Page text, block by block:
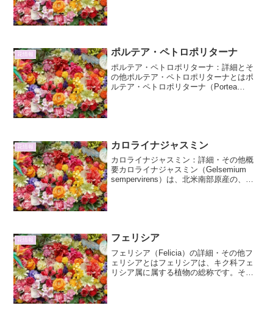
花情報 ポルテア・ペトロポリターナ
ポルテア・ペトロポリターナ：詳細とそ
の他ポルテア・ペトロポリターナとはポ
ルテア・ペトロポリターナ（Portea
花情報 カロライナジャスミン
カロライナジャスミン：詳細・その他概
要カロライナジャスミン（Gelsemium
sempervirens）は、北米南部原産の、鮮
花情報 フェリシア
フェリシア（Felicia）の詳細・その他フ
ェリシアとはフェリシアは、キク科フェ
リシア属に属する植物の総称です。その